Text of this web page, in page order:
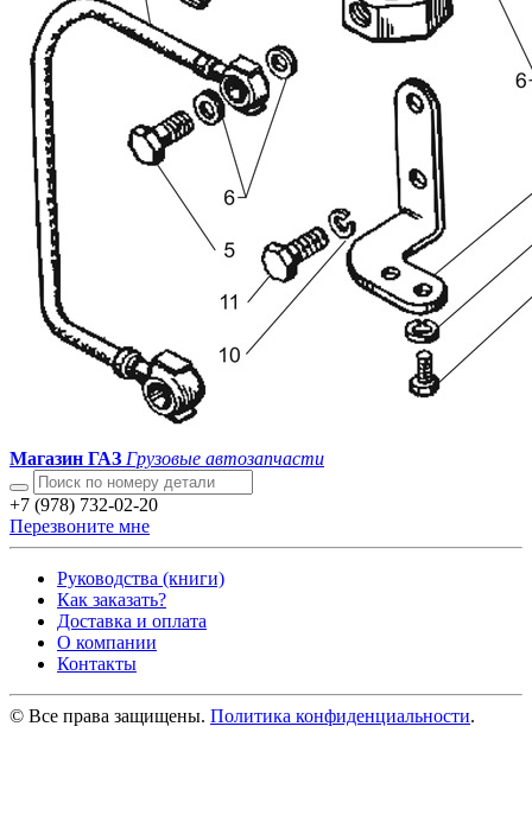
Магазин ГАЗ Грузовые автозапчасти
+7 (978) 732-02-20
Перезвоните мне
Руководства (книги)
Как заказать?
Доставка и оплата
О компании
Контакты
© Все права защищены. Политика конфиденциальности.